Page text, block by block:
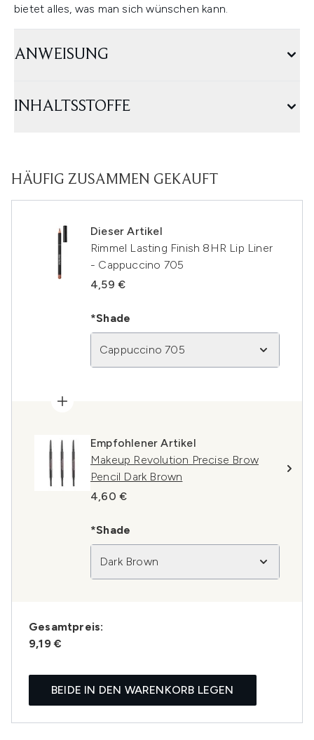
bietet alles, was man sich wünschen kann.
ANWEISUNG
INHALTSSTOFFE
HÄUFIG ZUSAMMEN GEKAUFT
Dieser Artikel
Rimmel Lasting Finish 8HR Lip Liner
- Cappuccino 705
4,59 €
*Shade
Cappuccino 705
Empfohlener Artikel
Makeup Revolution Precise Brow
Pencil Dark Brown
4,60 €
*Shade
Dark Brown
Gesamtpreis:
9,19 €
BEIDE IN DEN WARENKORB LEGEN